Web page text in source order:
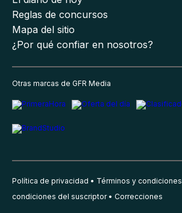
Reglas de concursos
Mapa del sitio
¿Por qué confiar en nosotros?
Otras marcas de GFR Media
Política de privacidad Términos y condiciones
condiciones del suscriptor
Correcciones